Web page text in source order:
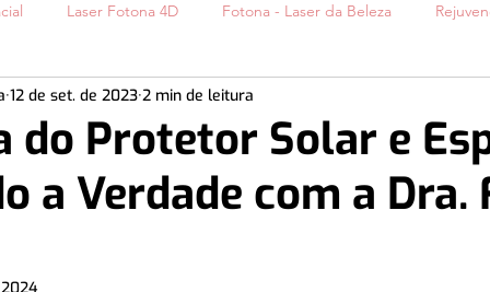
Laser Fotona 4D Fotona - Laser da Beleza
Fotona - RenovaLase® Fios de Sustentação
Bioestimuladores de colágeno Toxina
do Protetor Solar e
a Verdade com a Dra.
12 de set. de 2023 2 min de leitura